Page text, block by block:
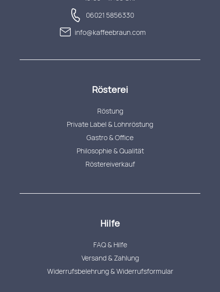
06021 5856330
info@kaffeebraun.com
Rösterei
Röstung
Private Label & Lohnröstung
Gastro & Office
Philosophie & Qualität
Röstereiverkauf
Hilfe
FAQ & Hilfe
Versand & Zahlung
Widerrufsbelehrung & Widerrufsformular